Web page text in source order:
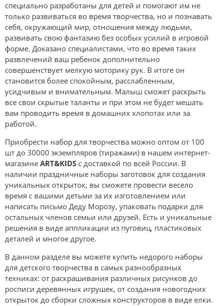
специально разработаны для детей и помогают им не
только развиваться во время творчества, но и познавать
себя, окружающий мир, отношения между людьми,
развивать свою фантазию без особых усилий в игровой
форме. Доказано специалистами, что во время таких
развлечений ваш ребенок дополнительно
совершенствует мелкую моторику рук. В итоге он
становится более спокойным, расслабленным,
усидчивым и внимательным. Малыш сможет раскрыть
все свои скрытые таланты и при этом не будет мешать
вам проводить время в домашних хлопотах или за
работой.
Приобрести набор для творчества можно оптом от 100
шт до 30000 экземпляров (тиражами) в нашем интернет-
магазине ART&KIDS с доставкой по всей России. В
наличии праздничные наборы заготовок для создания
уникальных открыток, вы сможете провести весело
время с вашими детьми за их изготовлением или
написать письмо Деду Морозу, упаковать подарки для
остальных членов семьи или друзей. Есть и уникальные
решения в виде аппликации из пуговиц, пластиковых
деталей и многое другое.
В данном разделе вы можете купить недорого наборы
для детского творчества в самых разнообразных
техниках: от раскрашивания различных рисунков до
росписи деревянных игрушек, от создания новогодних
открыток до сборки сложных конструкторов в виде елки.